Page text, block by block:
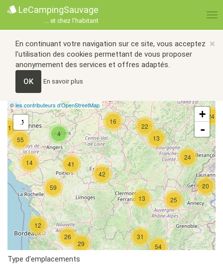
LeCampingSauvage
... et chez l'habitant
×
En continuant votre navigation sur ce site, vous acceptez
l'utilisation des cookies permettant de vous proposer
anonymement des services et offres adaptés.
OK
En savoir plus
4
13
24
22
42
55
54
59
26
13
31
16
14
25
20
24
29
21
41
12
©les contributeurs d’OpenStreetMap
+
-
Type d'emplacements